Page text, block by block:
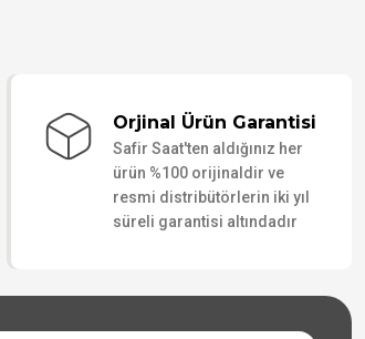
Orjinal Ürün Garantisi
Safir Saat'ten aldığınız her
ürün %100 orijinaldir ve
resmi distribütörlerin iki yıl
süreli garantisi altındadır